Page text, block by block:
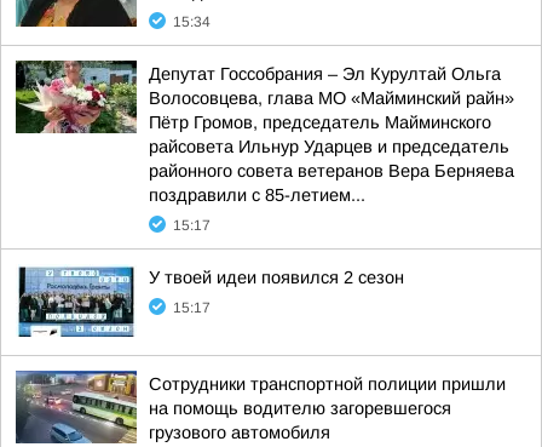
15:34
Депутат Госсобрания – Эл Курултай Ольга
Волосовцева, глава МО «Майминский райн»
Пётр Громов, председатель Майминского
райсовета Ильнур Ударцев и председатель
районного совета ветеранов Вера Берняева
поздравили с 85-летием...
15:17
У твоей идеи появился 2 сезон
15:17
Сотрудники транспортной полиции пришли
на помощь водителю загоревшегося
грузового автомобиля